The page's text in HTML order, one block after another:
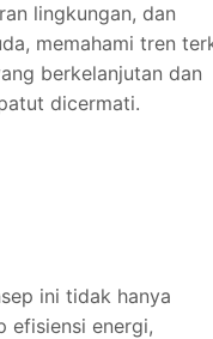
lingkungan, dan
memahami tren
berkelanjutan dan
dicermati.
ini tidak hanya
efisiensi energi,